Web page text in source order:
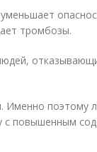
тромбозы.
Именно поэтому
с повышенным